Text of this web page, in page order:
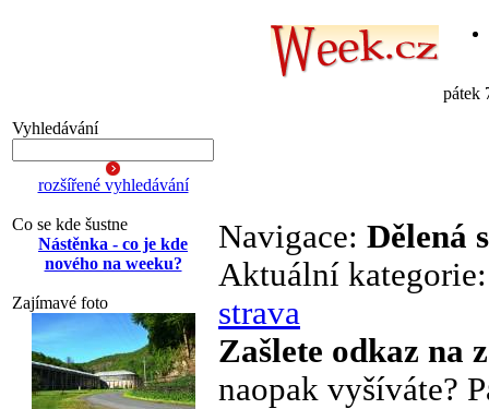
pátek
Vyhledávání
rozšířené vyhledávání
Co se kde šustne
Nástěnka - co je kde
nového na weeku?
Zajímavé foto
Navigace: Dělená
Aktuální
strava
Zašlete odkaz na
naopak vyšíváte?